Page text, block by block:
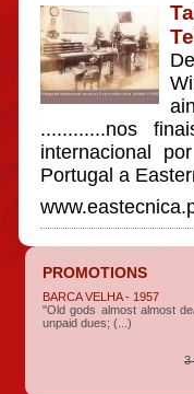
............nos
internacional
Portugal a
PROMOTIONS
BARCA VELHA - 1957
"Old gods almost almost
unpaid dues; (...)
3